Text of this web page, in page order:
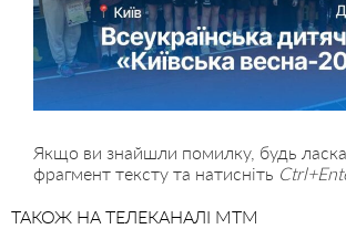
Якщо ви знайшли помилку, будь
фрагмент тексту та натисніть
ТАКОЖ НА ТЕЛЕКАНАЛІ MTM